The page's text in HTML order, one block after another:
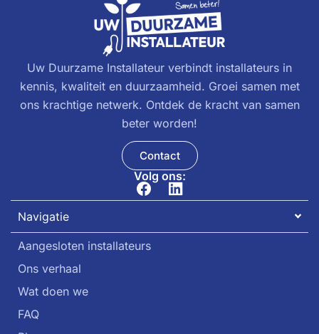
Uw Duurzame Installateur verbindt installateurs in
kennis, kwaliteit en duurzaamheid. Groei samen met
ons krachtige netwerk. Ontdek de kracht van samen
beter worden!
Contact
Volg ons:
Navigatie
Aangesloten installateurs
Ons verhaal
Wat doen we
FAQ